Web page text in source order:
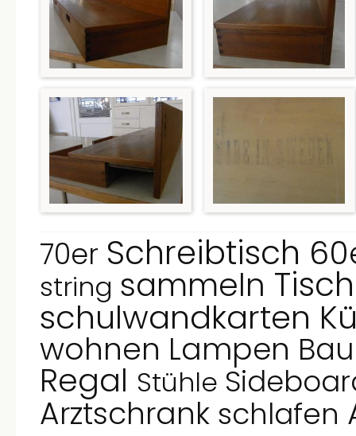
70er Schreibtisch
string sammeln
schulwandkarten
wohnen Lampen
Regal Stühle
Arztschrank schlafen